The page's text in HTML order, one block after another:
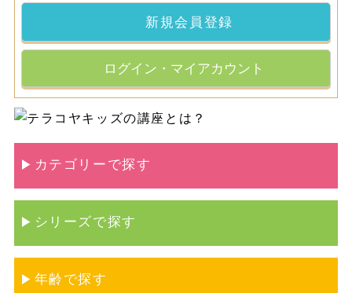
新規会員登録
ログイン・マイアカウント
カテゴリーで探す
シリーズで探す
年齢で探す